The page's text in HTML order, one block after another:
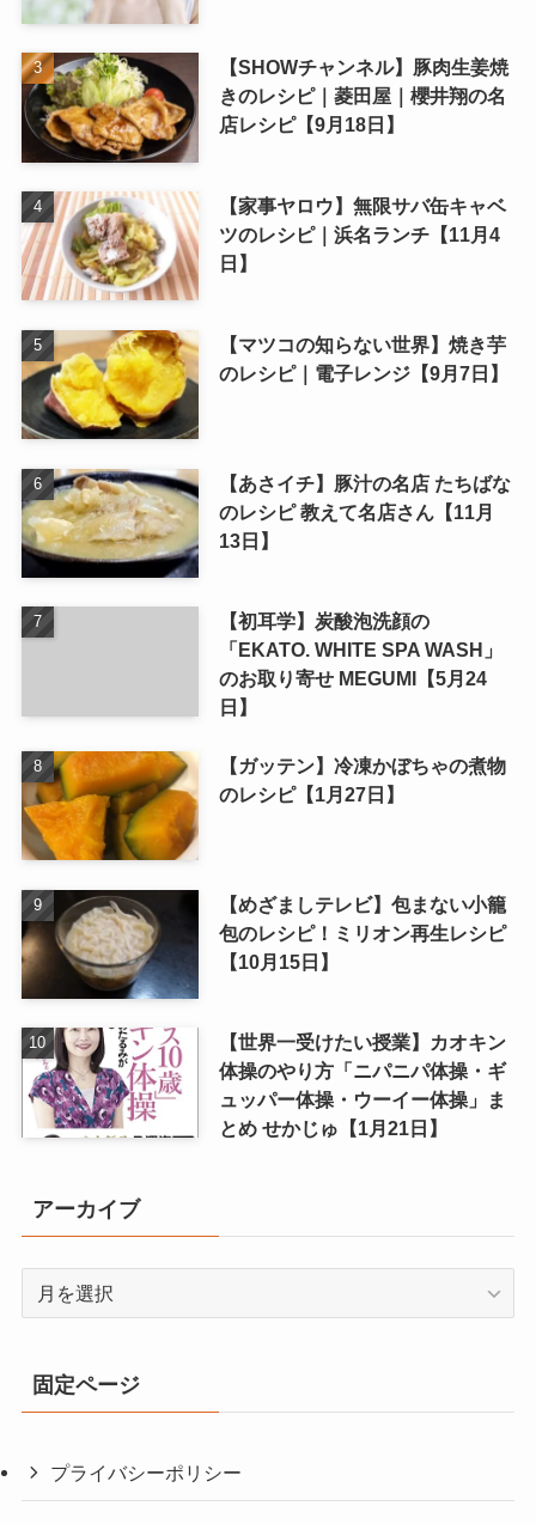
【SHOWチャンネル】豚肉生姜焼
きのレシピ｜菱田屋｜櫻井翔の名
店レシピ【9月18日】
【家事ヤロウ】無限サバ缶キャベ
ツのレシピ｜浜名ランチ【11月4
日】
【マツコの知らない世界】焼き芋
のレシピ｜電子レンジ【9月7日】
【あさイチ】豚汁の名店 たちばな
のレシピ 教えて名店さん【11月
13日】
【初耳学】炭酸泡洗顔の
「EKATO. WHITE SPA WASH」
のお取り寄せ MEGUMI【5月24
日】
【ガッテン】冷凍かぼちゃの煮物
のレシピ【1月27日】
【めざましテレビ】包まない小籠
包のレシピ！ミリオン再生レシピ
【10月15日】
【世界一受けたい授業】カオキン
体操のやり方「ニパニパ体操・ギ
ュッパー体操・ウーイー体操」ま
とめ せかじゅ【1月21日】
アーカイブ
イ
ブ
固定ページ
プライバシーポリシー